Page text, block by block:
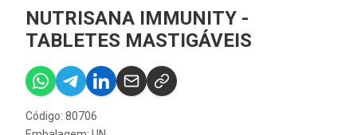
NUTRISANA IMMUNITY -
TABLETES MASTIGÁVEIS
Código: 80706